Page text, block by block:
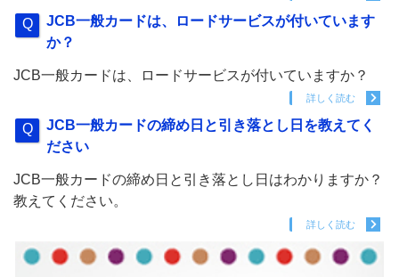
JCB一般カードは、ロードサービスが付いています
か？
JCB一般カードは、ロードサービスが付いていますか？
詳しく読む
JCB一般カードの締め日と引き落とし日を教えてく
ださい
JCB一般カードの締め日と引き落とし日はわかりますか？
教えてください。
詳しく読む